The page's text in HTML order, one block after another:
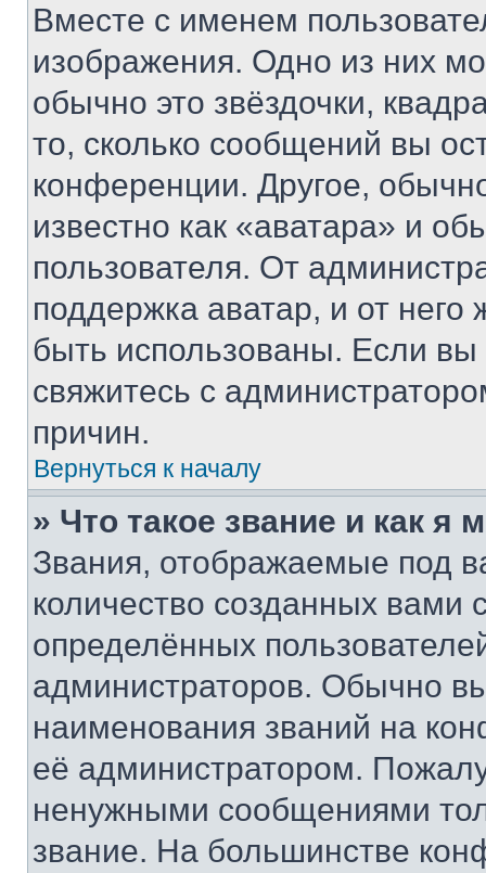
Вместе с именем
изображения. Одно из них
обычно это звёздочки,
то, сколько сообщений вы
конференции. Другое,
известно как «аватара» и
пользователя. От
поддержка аватар, и от него
быть использованы. Если
свяжитесь с
причин.
Вернуться к началу
» Что такое звание и как я
Звания, отображаемые под
количество созданных
определённых
администраторов. Обычно
наименования званий на
её администратором.
ненужными сообщениями
звание. На большинстве